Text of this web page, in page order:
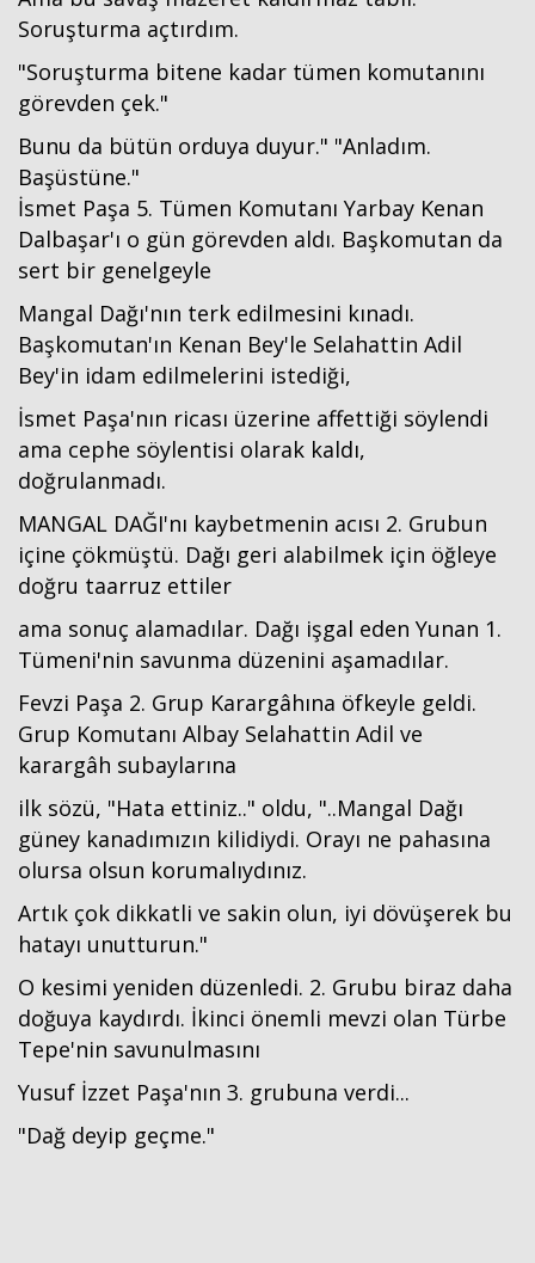
Soruşturma açtırdım.
"Soruşturma bitene kadar tümen komutanını
görevden çek."
Bunu da bütün orduya duyur." "Anladım.
Başüstüne."
İsmet Paşa 5. Tümen Komutanı Yarbay Kenan
Dalbaşar'ı o gün görevden aldı. Başkomutan da
sert bir genelgeyle
Mangal Dağı'nın terk edilmesini kınadı.
Başkomutan'ın Kenan Bey'le Selahattin Adil
Bey'in idam edilmelerini istediği,
İsmet Paşa'nın ricası üzerine affettiği söylendi
ama cephe söylentisi olarak kaldı,
doğrulanmadı.
MANGAL DAĞI'nı kaybetmenin acısı 2. Grubun
içine çökmüştü. Dağı geri alabilmek için öğleye
doğru taarruz ettiler
ama sonuç alamadılar. Dağı işgal eden Yunan 1.
Tümeni'nin savunma düzenini aşamadılar.
Fevzi Paşa 2. Grup Karargâhına öfkeyle geldi.
Grup Komutanı Albay Selahattin Adil ve
karargâh subaylarına
ilk sözü, "Hata ettiniz.." oldu, "..Mangal Dağı
güney kanadımızın kilidiydi. Orayı ne pahasına
olursa olsun korumalıydınız.
Artık çok dikkatli ve sakin olun, iyi dövüşerek bu
hatayı unutturun."
O kesimi yeniden düzenledi. 2. Grubu biraz daha
doğuya kaydırdı. İkinci önemli mevzi olan Türbe
Tepe'nin savunulmasını
Yusuf İzzet Paşa'nın 3. grubuna verdi...
"Dağ deyip geçme."